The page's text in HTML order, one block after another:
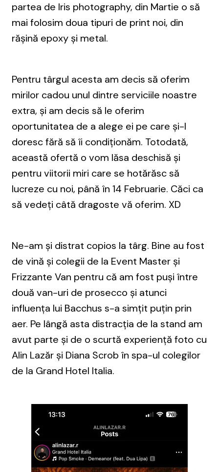
partea de Iris photography, din Martie o să
mai folosim doua tipuri de print noi, din
rășină epoxy și metal.
Pentru târgul acesta am decis să oferim
mirilor cadou unul dintre serviciile noastre
extra, și am decis să le oferim
oportunitatea de a alege ei pe care și-l
doresc fără să îi condiționăm. Totodată,
această ofertă o vom lăsa deschisă și
pentru viitorii miri care se hotărăsc să
lucreze cu noi, până în 14 Februarie. Căci ca
să vedeți câtă dragoste vă oferim. XD
Ne-am și distrat copios la târg. Bine au fost
de vină și colegii de la Event Master și
Frizzante Van pentru că am fost puși între
două van-uri de prosecco și atunci
influența lui Bacchus s-a simțit puțin prin
aer. Pe lângă asta distracția de la stand am
avut parte și de o scurtă experiență foto cu
Alin Lazăr și Diana Scrob în spa-ul colegilor
de la Grand Hotel Italia.